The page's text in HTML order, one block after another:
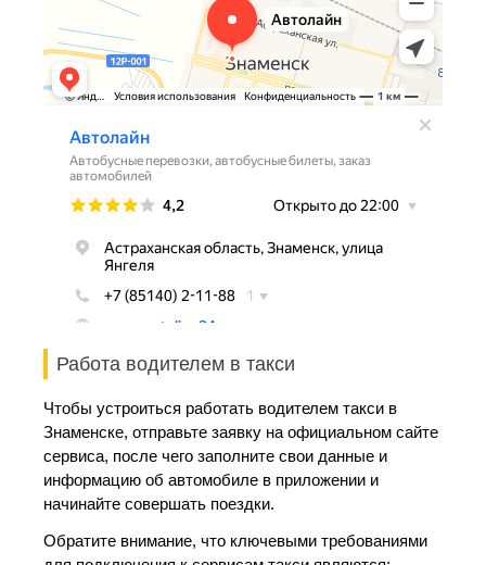
Работа водителем в такси
Чтобы устроиться работать водителем такси в
Знаменске, отправьте заявку на официальном сайте
сервиса, после чего заполните свои данные и
информацию об автомобиле в приложении и
начинайте совершать поездки.
Обратите внимание, что ключевыми требованиями